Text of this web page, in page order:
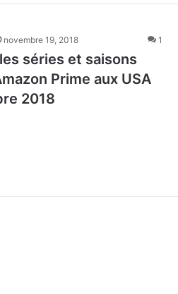
novembre 19, 2018 1
séries et saisons
Prime aux USA
2018